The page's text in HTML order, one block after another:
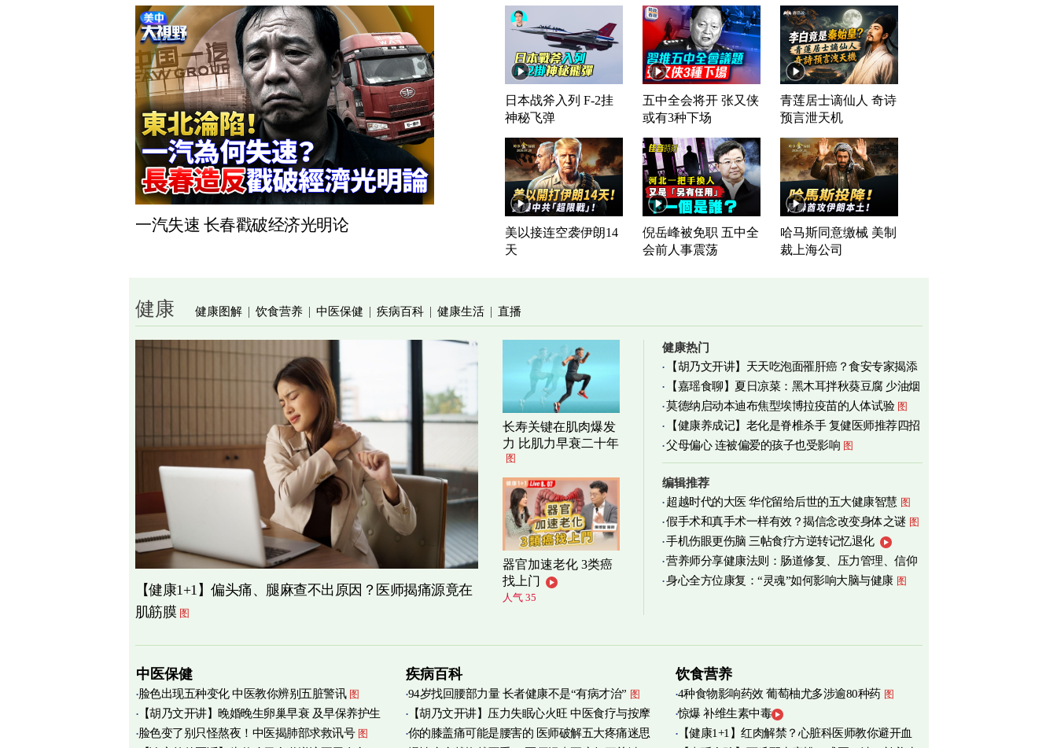
一汽失速 长春戳破经济光明论
日本战斧入列 F-2挂
神秘飞弹
五中全会将开 张又侠
或有3种下场
青莲居士谪仙人 奇诗
预言泄天机
美以接连空袭伊朗14
天
倪岳峰被免职 五中全
会前人事震荡
哈马斯同意缴械 美制
裁上海公司
健康 健康图解 | 饮食营养 | 中医保健 | 疾病百科 | 健康生活 | 直播
【健康1+1】偏头痛、腿麻查不出原因？医师揭痛源竟在
肌筋膜 图
长寿关键在肌肉爆发
力 比肌力早衰二十年
图
器官加速老化 3类癌
找上门
人气 35
健康热门
【胡乃文开讲】天天吃泡面罹肝癌？食安专家揭添
加物真相
【嘉瑶食聊】夏日凉菜：黑木耳拌秋葵豆腐 少油烟
清爽养心 图
莫德纳启动本迪布焦型埃博拉疫苗的人体试验 图
【健康养成记】老化是脊椎杀手 复健医师推荐四招
减缓
父母偏心 连被偏爱的孩子也受影响 图
编辑推荐
超越时代的大医 华佗留给后世的五大健康智慧 图
假手术和真手术一样有效？揭信念改变身体之谜 图
手机伤眼更伤脑 三帖食疗方逆转记忆退化
营养师分享健康法则：肠道修复、压力管理、信仰
实践 图
身心全方位康复：“灵魂”如何影响大脑与健康 图
中医保健
脸色出现五种变化 中医教你辨别五脏警讯 图
【胡乃文开讲】晚婚晚生卵巢早衰 及早保养护生
育
脸色变了别只怪熬夜！中医揭肺部求救讯号 图
疾病百科
94岁找回腰部力量 长者健康不是“有病才治” 图
【胡乃文开讲】压力失眠心火旺 中医食疗与按摩
自救
你的膝盖痛可能是腰害的 医师破解五大疼痛迷思
饮食营养
4种食物影响药效 葡萄柚尤多涉逾80种药 图
惊爆 补维生素中毒
【健康1+1】红肉解禁？心脏科医师教你避开血